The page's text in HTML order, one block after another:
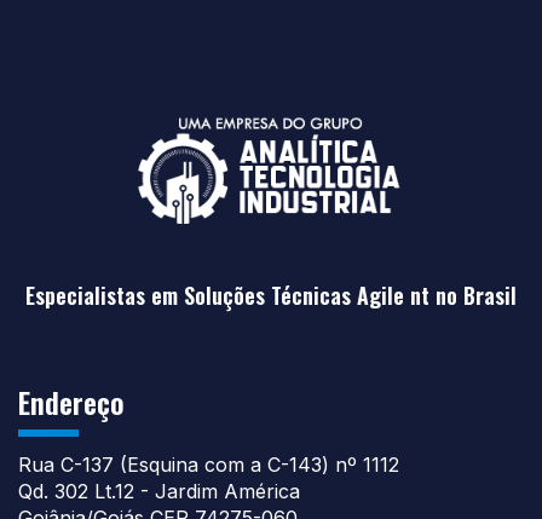
Especialistas em Soluções Técnicas Agile nt no Brasil
Endereço
Rua C-137 (Esquina com a C-143) nº 1112
Qd. 302 Lt.12 - Jardim América